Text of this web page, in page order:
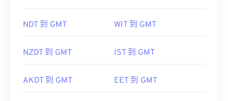
NDT 到 GMT WIT 到 GMT
NZDT 到 GMT IST 到 GMT
AKDT 到 GMT EET 到 GMT